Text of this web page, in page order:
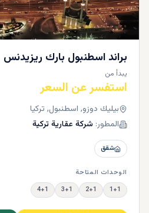
براند اسطنبول بارك ريزيدنس
يبدأ من
استفسر عن السعر
بيليك دوزو, اسطنبول, تركيا
المطور: شركة عقارية تركية
شقق
الوحدات المتاحة
1+1
2+1
3+1
4+1